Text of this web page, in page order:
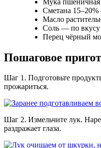
Сметана
Масло
Соль — по вкусу
Перец чёрный
Пошаговое
Шаг 1. Подготовьте
прожариться.
Шаг 2. Измельчите лук.
раздражает глаза.